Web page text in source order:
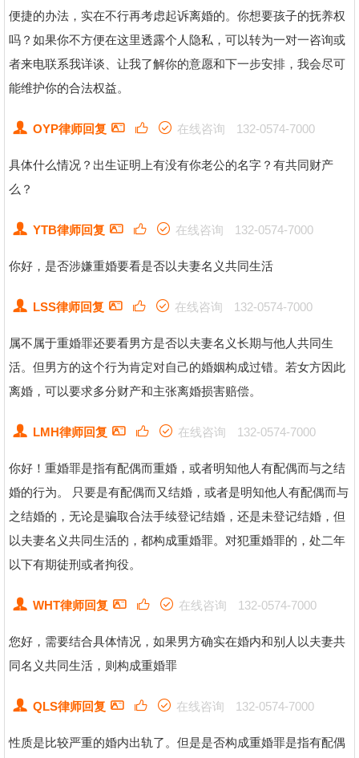
便捷的办法，实在不行再考虑起诉离婚的。你想要孩子的抚养权
吗？如果你不方便在这里透露个人隐私，可以转为一对一咨询或
者来电联系我详谈、让我了解你的意愿和下一步安排，我会尽可
能维护你的合法权益。
OYP律师回复 在线咨询 132-0574-7000
具体什么情况？出生证明上有没有你老公的名字？有共同财产
么？
YTB律师回复 在线咨询 132-0574-7000
你好，是否涉嫌重婚要看是否以夫妻名义共同生活
LSS律师回复 在线咨询 132-0574-7000
属不属于重婚罪还要看男方是否以夫妻名义长期与他人共同生
活。但男方的这个行为肯定对自己的婚姻构成过错。若女方因此
离婚，可以要求多分财产和主张离婚损害赔偿。
LMH律师回复 在线咨询 132-0574-7000
你好！重婚罪是指有配偶而重婚，或者明知他人有配偶而与之结
婚的行为。 只要是有配偶而又结婚，或者是明知他人有配偶而与
之结婚的，无论是骗取合法手续登记结婚，还是未登记结婚，但
以夫妻名义共同生活的，都构成重婚罪。对犯重婚罪的，处二年
以下有期徒刑或者拘役。
WHT律师回复 在线咨询 132-0574-7000
您好，需要结合具体情况，如果男方确实在婚内和别人以夫妻共
同名义共同生活，则构成重婚罪
QLS律师回复 在线咨询 132-0574-7000
性质是比较严重的婚内出轨了。但是是否构成重婚罪是指有配偶